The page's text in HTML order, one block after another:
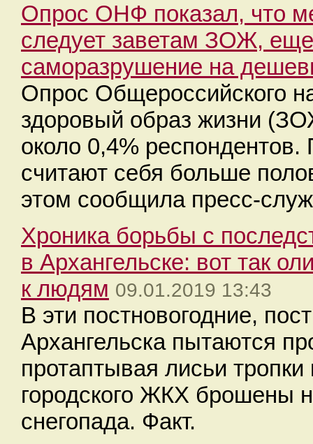
Опрос ОНФ показал, что
следует заветам ЗОЖ,
саморазрушение на
Опрос Общероссийского
здоровый образ жизни
около 0,4%
считают себя больше
этом сообщила пресс-
Хроника борьбы с
в Архангельске: вот так
к людям 09.01.2019 13:43
В эти постновогодние,
Архангельска пытаются
протаптывая лисьи
городского ЖКХ брошены
снегопада. Факт.